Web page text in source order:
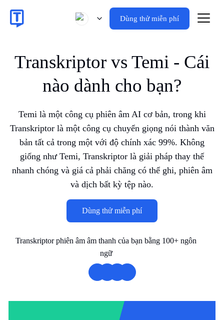
Dùng thử miễn phí
Transkriptor vs Temi - Cái
nào dành cho bạn?
Temi là một công cụ phiên âm AI cơ bản, trong khi
Transkriptor là một công cụ chuyển giọng nói thành văn
bản tất cả trong một với độ chính xác 99%. Không
giống như Temi, Transkriptor là giải pháp thay thế
nhanh chóng và giá cả phải chăng có thể ghi, phiên âm
và dịch bất kỳ tệp nào.
Dùng thử miễn phí
Transkriptor phiên âm âm thanh của bạn bằng 100+ ngôn
ngữ